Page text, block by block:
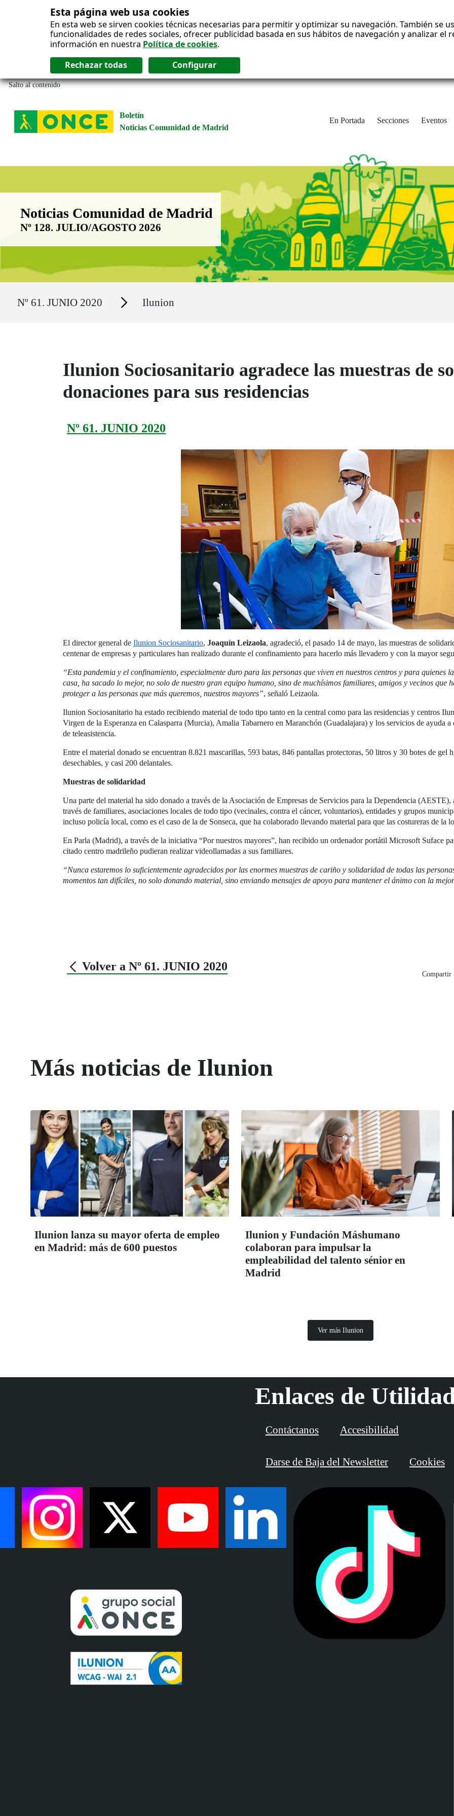
Esta página web usa cookies
En esta web se sirven cookies técnicas necesarias para permitir y optimizar su navegación. También se
funcionalidades de redes sociales, ofrecer publicidad basada en sus hábitos de navegación y analizar
información en nuestra Política de cookies.
Salto al contenido
Boletín
Noticias Comunidad de Madrid
En Portada Secciones Eventos
Boletín Noticias Comunidad de Madrid
Noticias Comunidad de Madrid
Nº 128. JULIO/AGOSTO 2026
Nº 61. JUNIO 2020 Secciones Ilunion
Ilunion Sociosanitario agradece las muestras de
donaciones para sus residencias
Nº 61. JUNIO 2020
El director general de Ilunion Sociosanitario, Joaquín Leizaola, agradeció, el pasado 14 de mayo, las muestras de
centenar de empresas y particulares han realizado durante el confinamiento para hacerlo más llevadero y con la mayor
“Esta pandemia y el confinamiento, especialmente duro para las personas que viven en nuestros centros y para quienes
casa, ha sacado lo mejor, no solo de nuestro gran equipo humano, sino de muchísimos familiares, amigos y vecinos
proteger a las personas que más queremos, nuestros mayores”, señaló Leizaola.
Ilunion Sociosanitario ha estado recibiendo material de todo tipo tanto en la central como para las residencias y centros
Virgen de la Esperanza en Calasparra (Murcia), Amalia Tabarnero en Maranchón (Guadalajara) y los servicios de ayuda
de teleasistencia.
Entre el material donado se encuentran 8.821 mascarillas, 593 batas, 846 pantallas protectoras, 50 litros y 30 botes de gel
desechables, y casi 200 delantales.
Muestras de solidaridad
Una parte del material ha sido donado a través de la Asociación de Empresas de Servicios para la Dependencia
través de familiares, asociaciones locales de todo tipo (vecinales, contra el cáncer, voluntarios), entidades y grupos
incluso policía local, como es el caso de la de Sonseca, que ha colaborado llevando material para que las costureras de la
En Parla (Madrid), a través de la iniciativa “Por nuestros mayores”, han recibido un ordenador portátil Microsoft Suface
citado centro madrileño pudieran realizar videollamadas a sus familiares.
“Nunca estaremos lo suficientemente agradecidos por las enormes muestras de cariño y solidaridad de todas las
momentos tan difíciles, no solo donando material, sino enviando mensajes de apoyo para mantener el ánimo con la
Volver a Nº 61. JUNIO 2020
Compartir
Más noticias de Ilunion
Ilunion lanza su mayor oferta de empleo
en Madrid: más de 600 puestos
Ilunion y Fundación Máshumano
colaboran para impulsar la
empleabilidad del talento sénior en
Madrid
Ver más Ilunion
Enlaces de
Contáctanos Accesibilidad
Darse de Baja del Newsletter Cookies